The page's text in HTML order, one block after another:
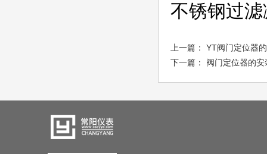
不锈钢过
上一篇： YT阀门定位器
下一篇： 阀门定位器的